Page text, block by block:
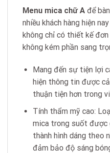
Menu mica chữ A để
nhiều khách hàng hiện
không chỉ có thiết kế đơn
không kém phần sang
Mang đến sự tiện lợi
hiện thông tin được
thuận tiện hơn trong
Tính thẩm mỹ cao:
mica trong suốt được
thành hình dáng theo
đảm bảo độ sáng